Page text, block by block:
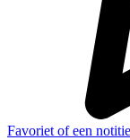
Favoriet of een